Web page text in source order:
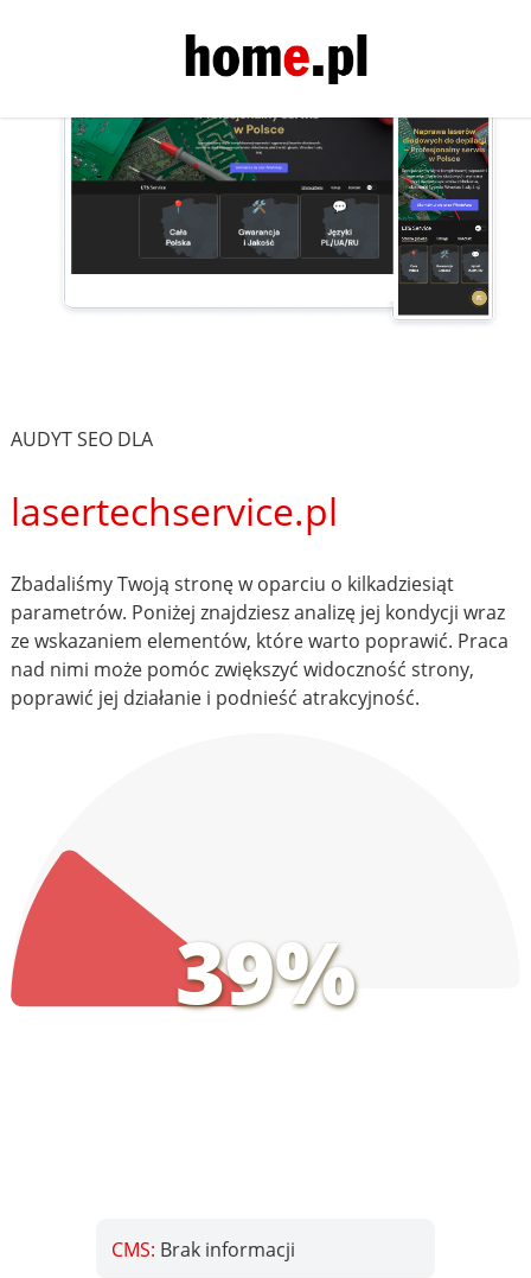
AUDYT SEO DLA
lasertechservice.pl
Zbadaliśmy Twoją stronę w oparciu o kilkadziesiąt
parametrów. Poniżej znajdziesz analizę jej kondycji wraz
ze wskazaniem elementów, które warto poprawić. Praca
nad nimi może pomóc zwiększyć widoczność strony,
poprawić jej działanie i podnieść atrakcyjność.
39%
CMS: Brak informacji